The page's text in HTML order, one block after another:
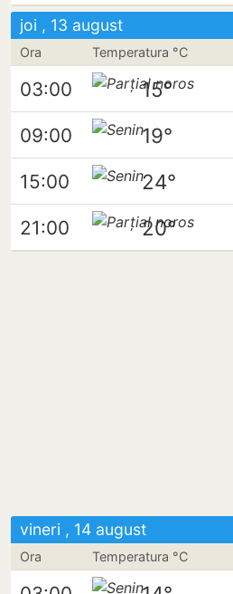
joi , 13 august
Ora Temperatura °C
03:00 15°
09:00 19°
15:00 24°
21:00 20°
vineri , 14 august
Ora Temperatura °C